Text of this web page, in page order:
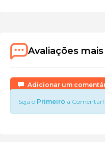
Avaliações
Adicionar um
Seja o Primeiro a Comentar!